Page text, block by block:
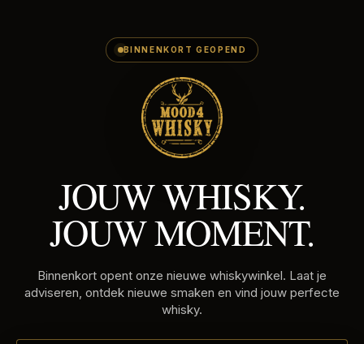
BINNENKORT GEOPEND
JOUW WHISKY.
JOUW MOMENT.
Binnenkort opent onze nieuwe whiskywinkel. Laat je
adviseren, ontdek nieuwe smaken en vind jouw perfecte
whisky.